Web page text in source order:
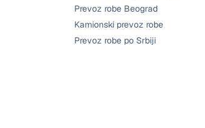
Prevoz robe Beograd
Kamionski prevoz robe
Prevoz robe po Srbiji